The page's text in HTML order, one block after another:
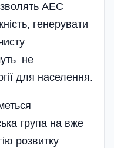
АЕС
генерувати
не
для населення.
група на вже
розвитку